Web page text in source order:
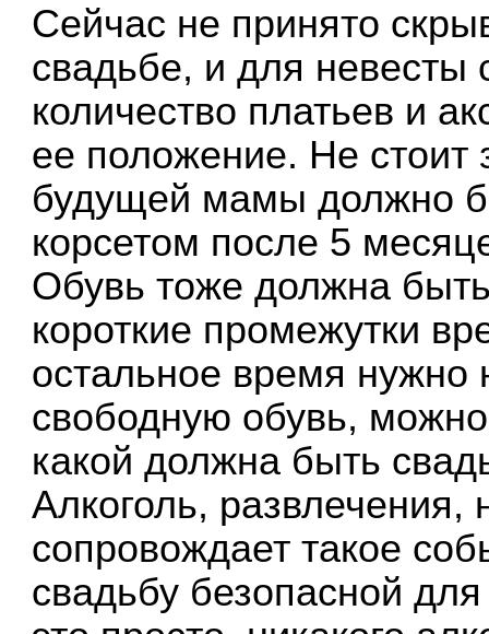
Сейчас не принято
свадьбе, и для невесты
количество платьев и
ее положение. Не стоит
будущей мамы должно
корсетом после 5
Обувь тоже должна
короткие промежутки
остальное время нужно
свободную обувь,
какой должна быть
Алкоголь, развлечения,
сопровождает такое
свадьбу безопасной